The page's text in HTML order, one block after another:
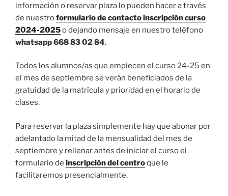
información o reservar plaza lo pueden hacer a través
de nuestroformulario de contacto inscripción curso
2024-2025o dejando mensaje en nuestro teléfono
whatsapp 668 83 02 84.
Todos los alumnos/as que empiecen el curso 24-25 en
el mes de septiembre se verán beneficiados de la
gratuidad de la matrícula y prioridad en el horario de
clases.
Para reservar la plaza simplemente hay que abonar por
adelantado la mitad de la mensualidad del mes de
septiembre y rellenar antes de iniciar el curso el
formulario de inscripción del centroque le
facilitaremos presencialmente.